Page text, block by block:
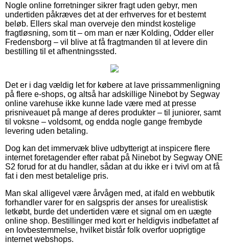
Nogle online forretninger sikrer fragt uden gebyr, men
undertiden påkræves det at der erhverves for et bestemt
beløb. Ellers skal man overveje den mindst kostelige
fragtløsning, som tit – om man er nær Kolding, Odder eller
Fredensborg – vil blive at få fragtmanden til at levere din
bestilling til et afhentningssted.
Det er i dag vældig let for købere at lave prissammenligning
på flere e-shops, og altså har adskillige Ninebot by Segway
online varehuse ikke kunne lade være med at presse
prisniveauet på mange af deres produkter – til juniorer, samt
til voksne – voldsomt, og endda nogle gange frembyde
levering uden betaling.
Dog kan det immervæk blive udbytterigt at inspicere flere
internet foretagender efter rabat på Ninebot by Segway ONE
S2 forud for at du handler, sådan at du ikke er i tvivl om at få
fat i den mest betalelige pris.
Man skal alligevel være årvågen med, at ifald en webbutik
forhandler varer for en salgspris der anses for urealistisk
letkøbt, burde det undertiden være et signal om en uægte
online shop. Bestillinger med kort er heldigvis indbefattet af
en lovbestemmelse, hvilket bistår folk overfor uoprigtige
internet webshops.